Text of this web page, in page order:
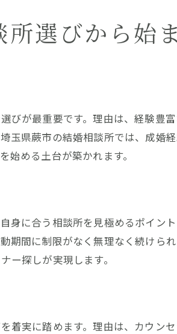
選びから始
びが最重要です。理由は、経験豊
玉県蕨市の結婚相談所では、成婚
始める土台が築かれます。
身に合う相談所を見極めるポイン
期間に制限がなく無理なく続けら
ー探しが実現します。
着実に踏めます。理由は、カウン